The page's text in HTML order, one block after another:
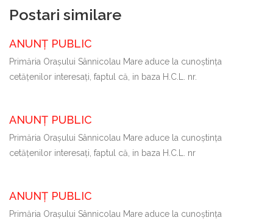
Postari similare
ANUNȚ PUBLIC
Primăria Oraşului Sânnicolau Mare aduce la cunoştinţa
cetăţenilor interesaţi, faptul că, in baza H.C.L. nr.
ANUNȚ PUBLIC
Primăria Oraşului Sânnicolau Mare aduce la cunoştinţa
cetăţenilor interesaţi, faptul că, in baza H.C.L. nr
ANUNȚ PUBLIC
Primăria Oraşului Sânnicolau Mare aduce la cunoştinţa